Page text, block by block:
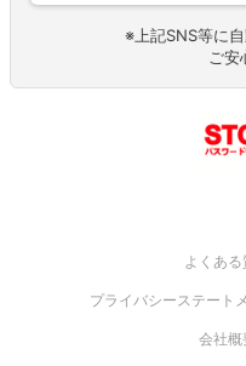
※上記SNS等に
ご安
よくある
プライバシーステート
会社概